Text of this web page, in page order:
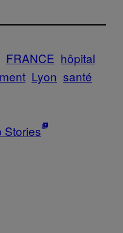
FRANCE hôpital
Lyon santé
Stories